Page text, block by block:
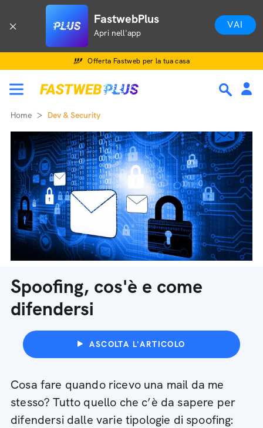
FastwebPlus
Apri nell'app
VAI
Offerta Fastweb per la tua casa
Home Dev & Security
Spoofing, cos'è e come
difendersi
ASCOLTA L'ARTICOLO
Cosa fare quando ricevo una mail da me
stesso? Tutto quello che c’è da sapere per
difendersi dalle varie tipologie di spoofing: